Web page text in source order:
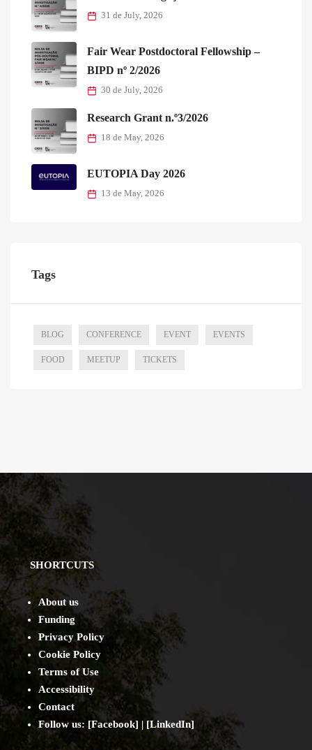
31 de July, 2026
Fair Wear Postdoctoral Fellowship –
BIPD nº 2/2026
30 de July, 2026
Research Grant n.º3/2026
18 de May, 2026
EUTOPIA Day 2026
13 de May, 2026
Tags
BLOG CONFERENCE EVENT EVENTS
FOOD MEETUP TICKETS
SHORTCUTS
About us
Funding
Privacy Policy
Cookie Policy
Terms of Use
Accessibility
Contact
Follow us: [Facebook] | [LinkedIn]